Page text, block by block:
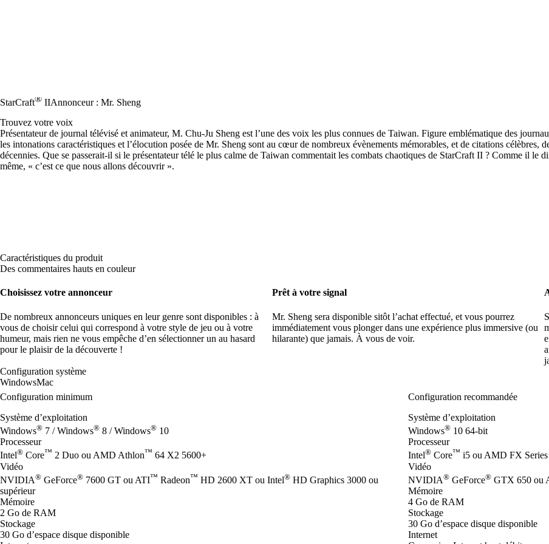
StarCraft® IIAnnonceur : Mr. Sheng
Trouvez votre voix
Présentateur de journal télévisé et animateur, M. Chu-Ju Sheng est l’une des voix les plus connues de Taiwan. Figure emblématique des
les intonations caractéristiques et l’élocution posée de Mr. Sheng sont au cœur de nombreux évènements mémorables, et de citations célèbres,
décennies. Que se passerait-il si le présentateur télé le plus calme de Taiwan commentait les combats chaotiques de StarCraft II ? Comme il le
même, « c’est ce que nous allons découvrir ».
Caractéristiques du produit
Des commentaires hauts en couleur
Choisissez votre annonceur
De nombreux annonceurs uniques en leur genre sont disponibles : à
vous de choisir celui qui correspond à votre style de jeu ou à votre
humeur, mais rien ne vous empêche d’en sélectionner un au hasard
pour le plaisir de la découverte !
Prêt à votre signal
Mr. Sheng sera disponible sitôt l’achat effectué, et vous pourrez
immédiatement vous plonger dans une expérience plus immersive (ou
hilarante) que jamais. À vous de voir.
Configuration système
WindowsMac
Configuration minimum
Système d’exploitation
Windows® 7 / Windows® 8 / Windows® 10
Processeur
Intel® Core™ 2 Duo ou AMD Athlon™ 64 X2 5600+
Vidéo
NVIDIA® GeForce® 7600 GT ou ATI™ Radeon™ HD 2600 XT ou Intel® HD Graphics 3000 ou
supérieur
Mémoire
2 Go de RAM
Stockage
30 Go d’espace disque disponible
Configuration recommandée
Système d’exploitation
Windows® 10 64-bit
Processeur
Intel® Core™ i5 ou AMD FX Series
Vidéo
NVIDIA® GeForce® GTX 650 ou
Mémoire
4 Go de RAM
Stockage
30 Go d’espace disque disponible
Internet